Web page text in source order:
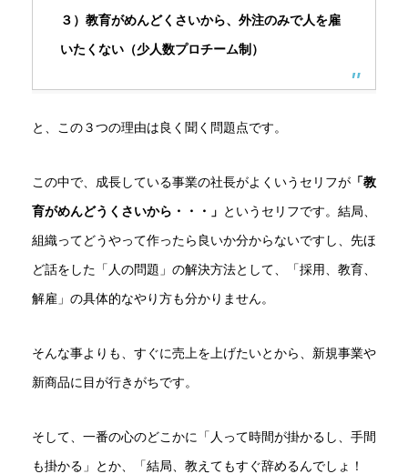
３）教育がめんどくさいから、外注のみで人を雇
いたくない（少人数プロチーム制）
と、この３つの理由は良く聞く問題点です。
この中で、成長している事業の社長がよくいうセリフが 「教
育がめんどうくさいから・・・」 というセリフです。結局、
組織ってどうやって作ったら良いか分からないですし、先ほ
ど話をした「人の問題」の解決方法として、「採用、教育、
解雇」の具体的なやり方も分かりません。
そんな事よりも、すぐに売上を上げたいとから、新規事業や
新商品に目が行きがちです。
そして、一番の心のどこかに「人って時間が掛かるし、手間
も掛かる」とか、「結局、教えてもすぐ辞めるんでしょ！